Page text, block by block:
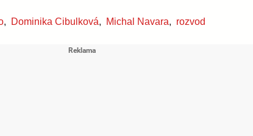
, Dominika Cibulková, Michal Navara, rozvod